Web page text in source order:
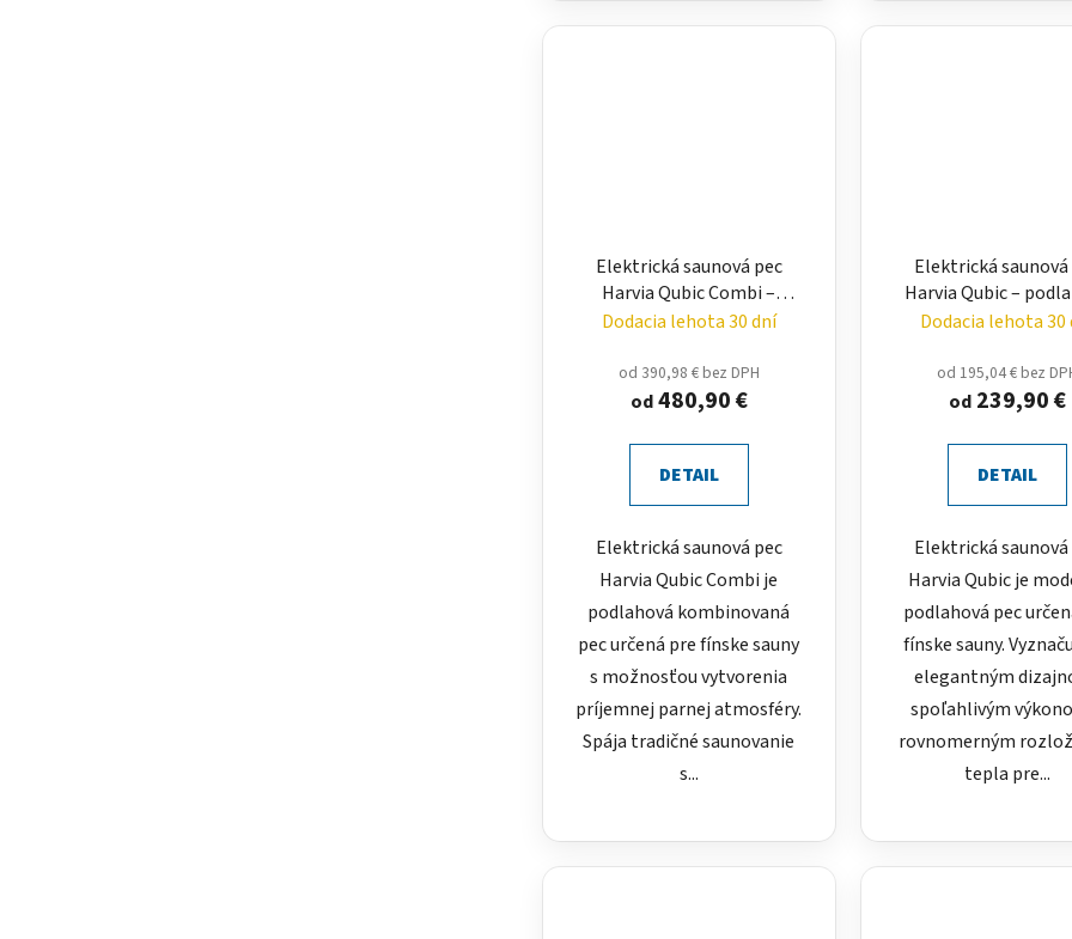
Elektrická saunová pec
Harvia Qubic Combi –
podlahová pec 6 až 9 kW
Dodacia lehota 30 dní
od 390,98 € bez DPH
od480,90 €
DETAIL
Elektrická saunová pec
Harvia Qubic Combi je
podlahová kombinovaná
pec určená pre fínske sauny
s možnosťou vytvorenia
príjemnej parnej atmosféry.
Spája tradičné saunovanie
s...
Elektrická saunová
Harvia Qubic –
pec 4,5 až 9 kW
Dodacia lehota 30
od 195,04 € bez
od239,90 €
DETAIL
Elektrická saunová
Harvia Qubic je
podlahová pec
fínske sauny.
elegantným
spoľahlivým
rovnomerným
tepla pre...